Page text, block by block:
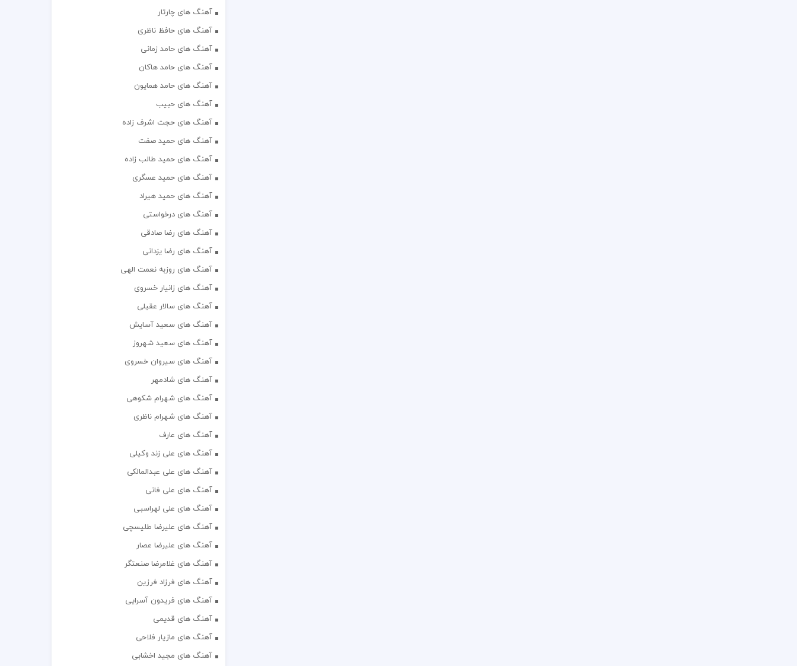
آهنگ های چارتار
آهنگ های حافظ ناظری
آهنگ های حامد زمانی
آهنگ های حامد هاکان
آهنگ های حامد همایون
آهنگ های حبیب
آهنگ های حجت اشرف زاده
آهنگ های حمید صفت
آهنگ های حمید طالب زاده
آهنگ های حمید عسگری
آهنگ های حمید هیراد
آهنگ های درخواستی
آهنگ های رضا صادقی
آهنگ های رضا یزدانی
آهنگ های روزبه نعمت الهی
آهنگ های زانیار خسروی
آهنگ های سالار عقیلی
آهنگ های سعید آسایش
آهنگ های سعید شهروز
آهنگ های سیروان خسروی
آهنگ های شادمهر
آهنگ های شهرام شکوهی
آهنگ های شهرام ناظری
آهنگ های عارف
آهنگ های علی زند وکیلی
آهنگ های علی عبدالمالکی
آهنگ های علی فانی
آهنگ های علی لهراسبی
آهنگ های علیرضا طلیسچی
آهنگ های علیرضا عصار
آهنگ های غلامرضا صنعتگر
آهنگ های فرزاد فرزین
آهنگ های فریدون آسرایی
آهنگ های قدیمی
آهنگ های مازیار فلاحی
آهنگ های مجید اخشابی